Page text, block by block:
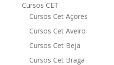
Cursos CET
Cursos Cet Açores
Cursos Cet Aveiro
Cursos Cet Beja
Cursos Cet Braga